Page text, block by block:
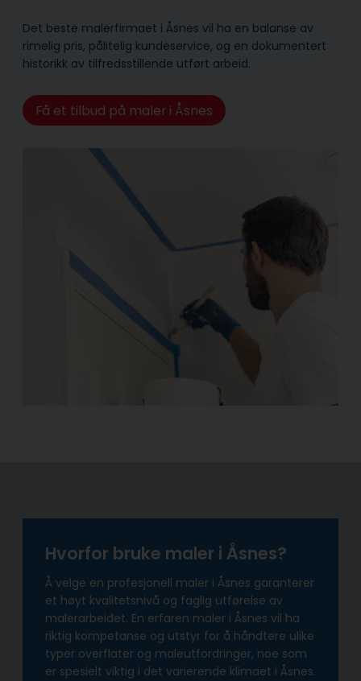
Det beste malerfirmaet i Åsnes vil ha en balanse av
rimelig pris, pålitelig kunde­service, og en dokumentert
historikk av tilfredsstillende utført arbeid.
Få et tilbud på maler i Åsnes
Hvorfor bruke maler i Åsnes?
Å velge en profesjonell maler i Åsnes garanterer
et høyt kvalitetsnivå og faglig utførelse av
malerarbeidet. En erfaren maler i Åsnes vil ha
riktig kompetanse og utstyr for å håndtere ulike
typer overflater og maleutfordringer, noe som
er spesielt viktig i det varierende klimaet i Åsnes.